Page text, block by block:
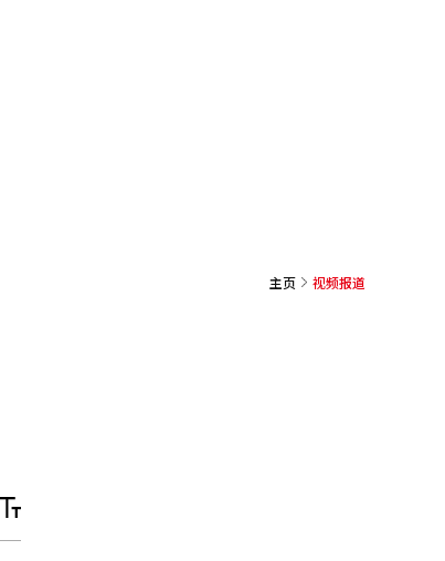
主页 视频报道
调
大